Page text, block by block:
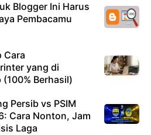
Blogger Ini Harus
Pembacamu
Cara
yang di
Berhasil)
Persib vs PSIM
Cara Nonton, Jam
Laga